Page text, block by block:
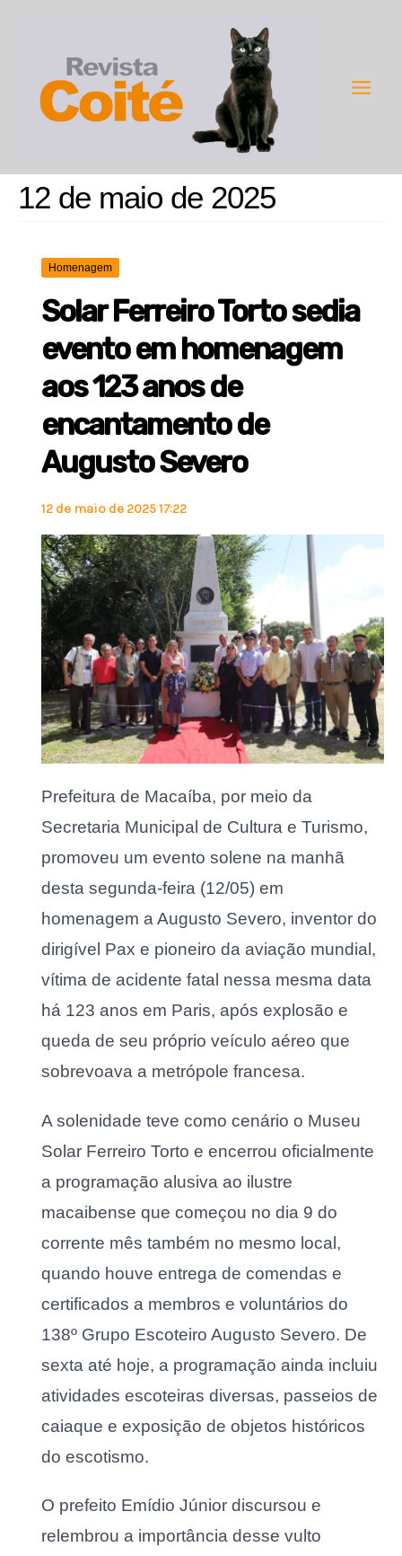
conteúdo
12 de maio de 2025
Homenagem
Solar Ferreiro Torto sedia
evento em homenagem
aos 123 anos de
encantamento de
Augusto Severo
12 de maio de 2025 17:22
Prefeitura de Macaíba, por meio da
Secretaria Municipal de Cultura e Turismo,
promoveu um evento solene na manhã
desta segunda-feira (12/05) em
homenagem a Augusto Severo, inventor do
dirigível Pax e pioneiro da aviação mundial,
vítima de acidente fatal nessa mesma data
há 123 anos em Paris, após explosão e
queda de seu próprio veículo aéreo que
sobrevoava a metrópole francesa.
A solenidade teve como cenário o Museu
Solar Ferreiro Torto e encerrou oficialmente
a programação alusiva ao ilustre
macaibense que começou no dia 9 do
corrente mês também no mesmo local,
quando houve entrega de comendas e
certificados a membros e voluntários do
138º Grupo Escoteiro Augusto Severo. De
sexta até hoje, a programação ainda incluiu
atividades escoteiras diversas, passeios de
caiaque e exposição de objetos históricos
do escotismo.
O prefeito Emídio Júnior discursou e
relembrou a importância desse vulto